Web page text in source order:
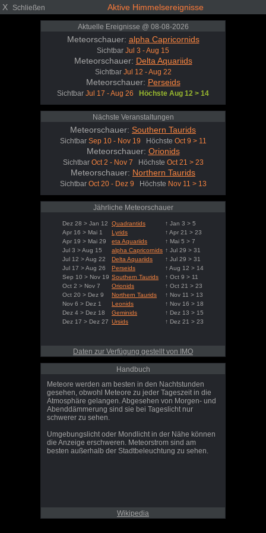
X Schließen Aktive Himmelsereignisse
Aktuelle Ereignisse @ 08-08-2026
Meteorschauer: alpha Capricornids
Sichtbar Jul 3 - Aug 15
Meteorschauer: Delta Aquariids
Sichtbar Jul 12 - Aug 22
Meteorschauer: Perseids
Sichtbar Jul 17 - Aug 26 Höchste Aug 12 > 14
Nächste Veranstaltungen
Meteorschauer: Southern Taurids
Sichtbar Sep 10 - Nov 19 Höchste Oct 9 > 11
Meteorschauer: Orionids
Sichtbar Oct 2 - Nov 7 Höchste Oct 21 > 23
Meteorschauer: Northern Taurids
Sichtbar Oct 20 - Dez 9 Höchste Nov 11 > 13
Jährliche Meteorschauer
Dez 28 > Jan 12 Quadrantids
↑ Jan 3 > 5
Apr 16 > Mai 1
Lyrids
↑ Apr 21 > 23
Apr 19 > Mai 29
eta Aquariids
↑ Mai 5 > 7
Jul 3 > Aug 15
alpha Capricornids ↑ Jul 29 > 31
Jul 12 > Aug 22
Delta Aquariids
↑ Jul 29 > 31
Jul 17 > Aug 26
Perseids
↑ Aug 12 > 14
Sep 10 > Nov 19 Southern Taurids
↑ Oct 9 > 11
Oct 2 > Nov 7
Orionids
↑ Oct 21 > 23
Oct 20 > Dez 9
Northern Taurids
↑ Nov 11 > 13
Nov 6 > Dez 1
Leonids
↑ Nov 16 > 18
Dez 4 > Dez 18
Geminids
↑ Dez 13 > 15
Dez 17 > Dez 27 Ursids ↑ Dez 21 > 23
Daten zur Verfügung gestellt von IMO
Handbuch
Meteore werden am besten in den Nachtstunden
gesehen, obwohl Meteore zu jeder Tageszeit in die
Atmosphäre gelangen. Abgesehen von Morgen- und
Abenddämmerung sind sie bei Tageslicht nur
schwerer zu sehen.
Umgebungslicht oder Mondlicht in der Nähe können
die Anzeige erschweren. Meteorstrom sind am
besten außerhalb der Stadtbeleuchtung zu sehen.
Wikipedia